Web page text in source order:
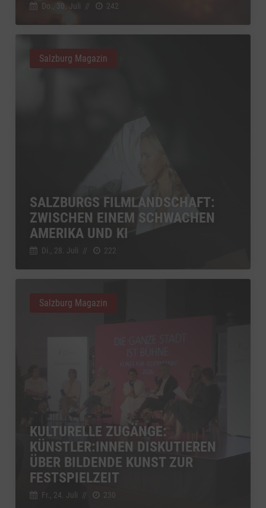
Do., 30. Juli // 242
SALZBURGS FILMLANDSCHAFT:
ZWISCHEN EINEM SCHWACHEN
AMERIKA UND KI
Di., 28. Juli // 222
Salzburg Magazin
KULTURELLE ZUGÄNGE:
KÜNSTLER:INNEN DISKUTIEREN
ÜBER BILDENDE KUNST ZUR
FESTSPIELZEIT
Fr., 24. Juli // 230
Salzburg Magazin